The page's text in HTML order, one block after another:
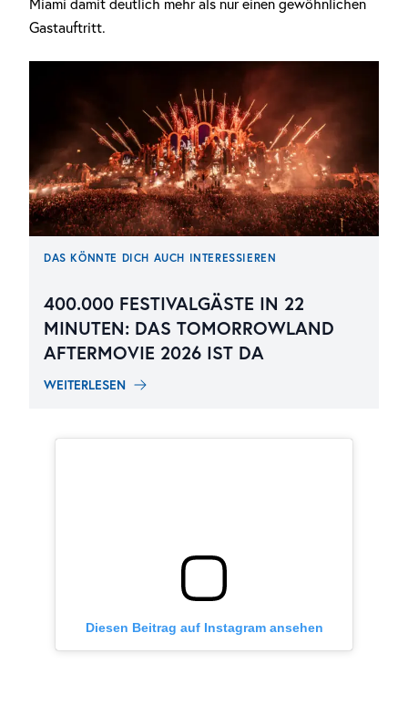
Miami damit deutlich mehr als nur einen gewöhnlichen
Gastauftritt.
DAS KÖNNTE DICH AUCH INTERESSIEREN
400.000 FESTIVALGÄSTE IN 22
MINUTEN: DAS TOMORROWLAND
AFTERMOVIE 2026 IST DA
WEITERLESEN
Diesen Beitrag auf Instagram ansehen